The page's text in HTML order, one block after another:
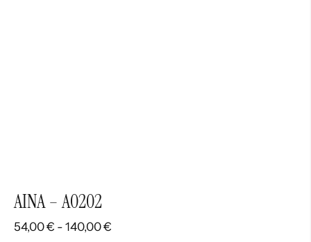
AINA – A0202
54,00€ - 140,00€